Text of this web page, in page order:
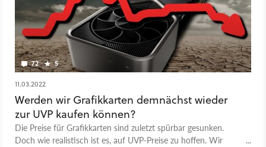
72 5
11.03.2022
Werden wir Grafikkarten demnächst wieder
zur UVP kaufen können?
Die Preise für Grafikkarten sind zuletzt spürbar gesunken.
Doch wie realistisch ist es, auf UVP-Preise zu hoffen. Wir